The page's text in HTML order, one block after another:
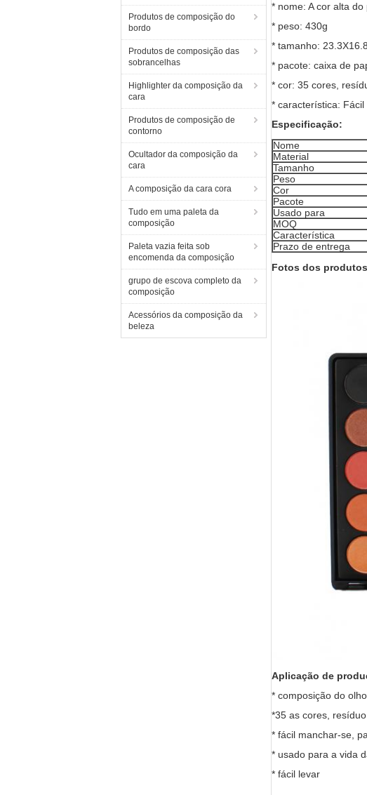
Produtos de composição do
bordo
Produtos de composição das
sobrancelhas
Highlighter da composição da
cara
Produtos de composição de
contorno
Ocultador da composição da
cara
A composição da cara cora
Tudo em uma paleta da
composição
Paleta vazia feita sob
encomenda da composição
grupo de escova completo da
composição
Acessórios da composição da
beleza
* nome: A cor alta
* peso: 430g
* tamanho:
* pacote: caixa de
* cor: 35 cores,
* característica:
Especificação:
Nome
Material
Tamanho
Peso
Cor
Pacote
Usado para
MOQ
Característica
Prazo de entrega
Fotos dos
Aplicação de
* composição do
*35 as cores,
* fácil manchar-se,
* usado para a vida
* fácil levar